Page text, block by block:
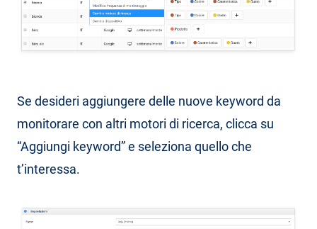
Se desideri aggiungere delle nuove keyword da
monitorare con altri motori di ricerca, clicca su
“Aggiungi keyword” e seleziona quello che
t’interessa.